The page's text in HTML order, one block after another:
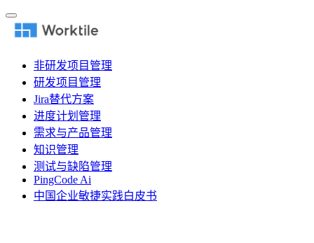
非研发项目管理
研发项目管理
Jira替代方案
进度计划管理
需求与产品管理
知识管理
测试与缺陷管理
PingCode Ai
中国企业敏捷实践白皮书